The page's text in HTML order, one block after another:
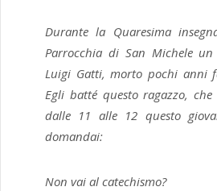
Durante la Quaresima
Parrocchia di San Michele
Luigi Gatti, morto pochi anni
Egli batté questo ragazzo,
dalle 11 alle 12 questo
domandai:
Non vai al catechismo?